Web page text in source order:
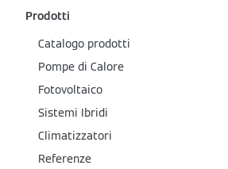
Prodotti
Catalogo prodotti
Pompe di Calore
Fotovoltaico
Sistemi Ibridi
Climatizzatori
Referenze